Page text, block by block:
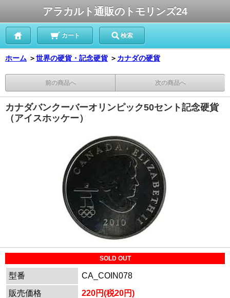
アラカルト通販のトモリンズ24
カート 検索
ホーム ＞世界の硬貨・記念硬貨 ＞ カナダの硬貨
前の商品へ 次の商品へ
カナダバンクーバーオリンピック50セント記念硬貨
（アイスホッケー）
SOLD OUT
型番
CA_COIN078
販売価格
220円(税20円)